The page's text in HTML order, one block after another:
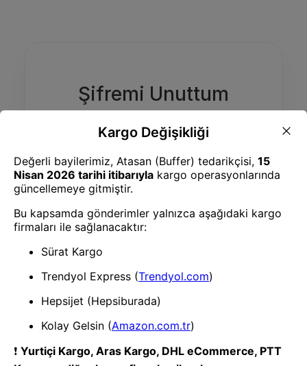
Şifremi Unuttum
seçin.
E-Posta WhatsApp
E-posta Adresiniz
Doğrulama Kodu Gönder